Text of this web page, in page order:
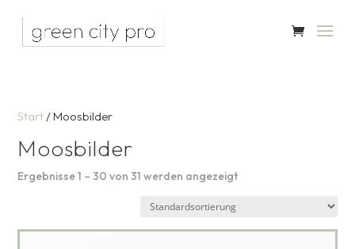
Start/ Moosbilder
Moosbilder
Ergebnisse 1 – 30 von 31 werden angezeigt